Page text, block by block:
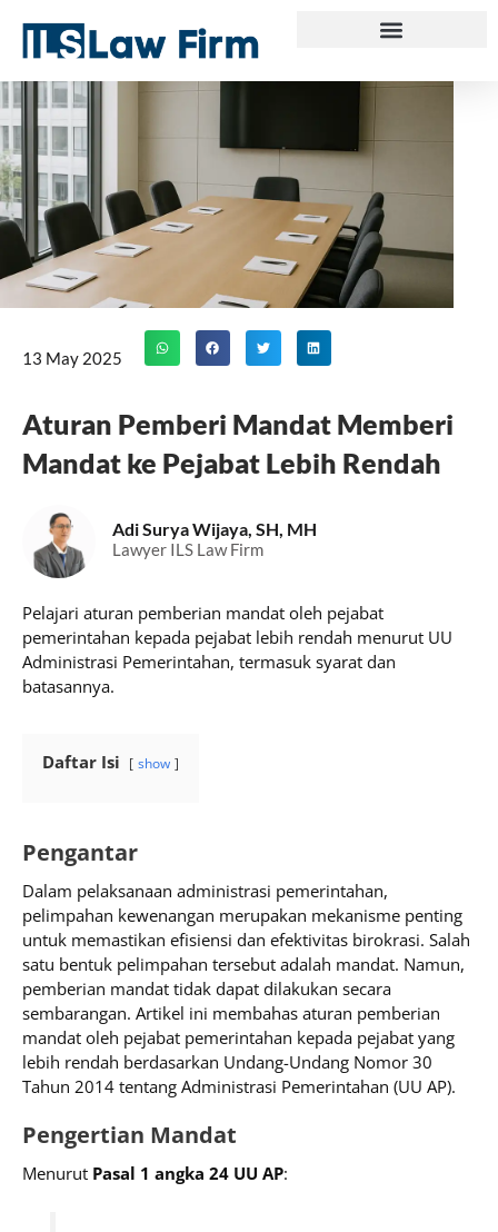
content
13 May 2025
Aturan Pemberi Mandat Memberi
Mandat ke Pejabat Lebih Rendah
Adi Surya Wijaya, SH, MH
Lawyer ILS Law Firm
Pelajari aturan pemberian mandat oleh pejabat
pemerintahan kepada pejabat lebih rendah menurut UU
Administrasi Pemerintahan, termasuk syarat dan
batasannya.
Daftar Isi show
Pengantar
Dalam pelaksanaan administrasi pemerintahan,
pelimpahan kewenangan merupakan mekanisme penting
untuk memastikan efisiensi dan efektivitas birokrasi. Salah
satu bentuk pelimpahan tersebut adalah mandat. Namun,
pemberian mandat tidak dapat dilakukan secara
sembarangan. Artikel ini membahas aturan pemberian
mandat oleh pejabat pemerintahan kepada pejabat yang
lebih rendah berdasarkan Undang-Undang Nomor 30
Tahun 2014 tentang Administrasi Pemerintahan (UU AP).
Pengertian Mandat
Menurut Pasal 1 angka 24 UU AP: